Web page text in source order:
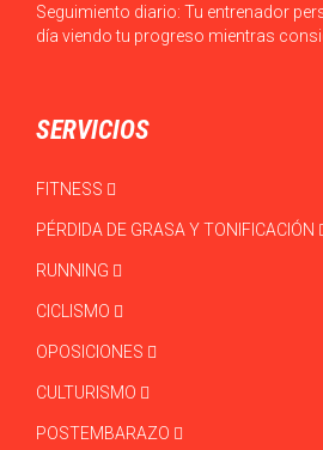
Seguimiento diario: Tu entrenador
día viendo tu progreso mientras
SERVICIOS
FITNESS
PÉRDIDA DE GRASA Y TONIFICACIÓN
RUNNING
CICLISMO
OPOSICIONES
CULTURISMO
POSTEMBARAZO